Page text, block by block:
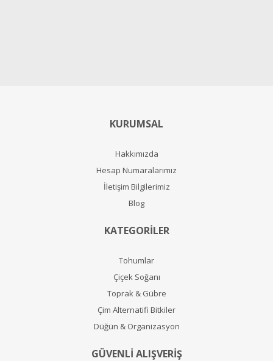
KURUMSAL
Hakkımızda
Hesap Numaralarımız
İletişim Bilgilerimiz
Blog
KATEGORİLER
Tohumlar
Çiçek Soğanı
Toprak & Gübre
Çim Alternatifi Bitkiler
Düğün & Organizasyon
GÜVENLİ ALIŞVERİŞ